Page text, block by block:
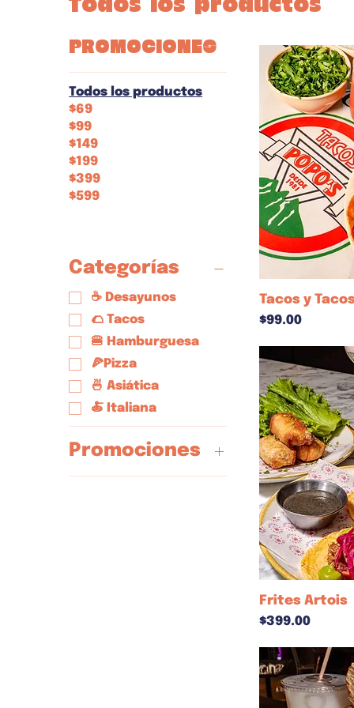
Todos los productos
Promociones
Todos los productos
$69
$99
$149
$199
$399
$599
Categorías
☕ Desayunos
🌮 Tacos
🍔 Hamburguesa
🍕Pizza
🍜 Asiática
🍝 Italiana
Promociones
$149
Tacos y
Precio
$99.00
Frites Artois
Precio
$399.00